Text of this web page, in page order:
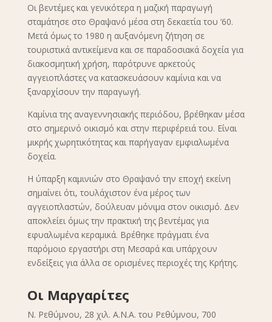
Οι βεντέμες και γενικότερα η μαζική παραγωγή
σταμάτησε στο Θραψανό μέσα στη δεκαετία του ’60.
Μετά όμως το 1980 η αυξανόμενη ζήτηση σε
τουριστικά αντικείμενα και σε παραδοσιακά δοχεία για
διακοσμητική χρήση, παρότρυνε αρκετούς
αγγειοπλάστες να κατασκευάσουν καμίνια και να
ξαναρχίσουν την παραγωγή.
Καμίνια της αναγεννησιακής περιόδου, βρέθηκαν μέσα
στο σημερινό οικισμό και στην περιφέρειά του. Είναι
μικρής χωρητικότητας και παρήγαγαν εμφιαλωμένα
δοχεία.
Η ύπαρξη καμινιών στο Θραψανό την εποχή εκείνη
σημαίνει ότι, τουλάχιστον ένα μέρος των
αγγειοπλαστών, δούλευαν μόνιμα στον οικισμό. Δεν
αποκλείει όμως την πρακτική της βεντέμας για
εφυαλωμένα κεραμικά. Βρέθηκε πράγματι ένα
παρόμοιο εργαστήρι στη Μεσαρά και υπάρχουν
ενδείξεις για άλλα σε ορισμένες περιοχές της Κρήτης.
Οι Μαργαρίτες
Ν. Ρεθύμνου, 28 χιλ. Α.Ν.Α. του Ρεθύμνου, 700